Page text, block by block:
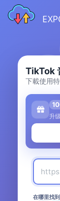
TikTok
下載使用
升
在哪里找